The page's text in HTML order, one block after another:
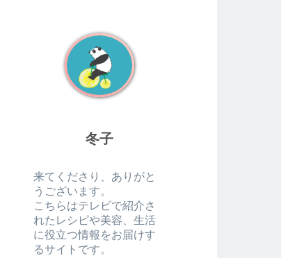
冬子
来てくださり、ありがと
うございます。
こちらはテレビで紹介さ
れたレシピや美容、生活
に役立つ情報をお届けす
るサイトです。